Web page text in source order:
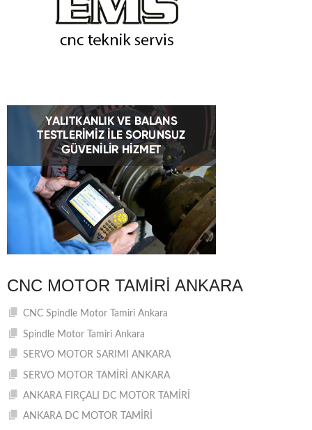
CNC MOTOR TAMIRI ANKARA
CNC Spindle Motor Tamiri Ankara
Spindle Motor Tamiri Ankara
SERVO MOTOR SARIMI ANKARA
SERVO MOTOR TAMİRİ ANKARA
ANKARA FIRÇALI DC MOTOR TAMİRİ
ANKARA DC MOTOR TAMİRİ